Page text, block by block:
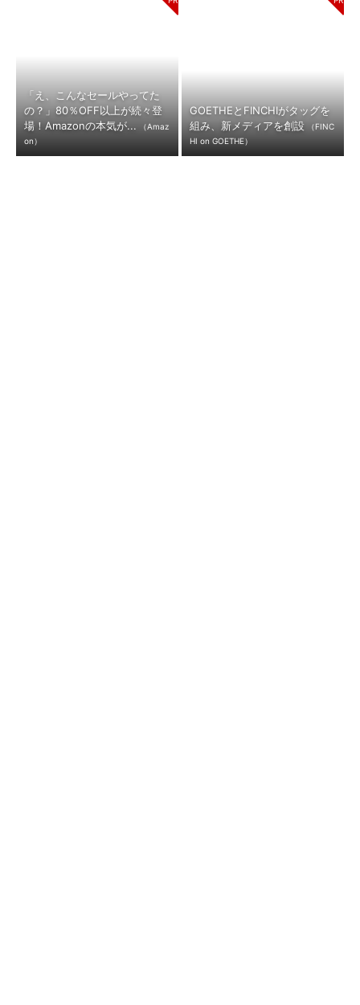
「え、こんなセールやってた
の？」80％OFF以上が続々登
場！Amazonの本気が...
（Amaz
on）
GOETHEとFINCHIがタッグを
組み、新メディアを創設
（FINC
HI on GOETHE）